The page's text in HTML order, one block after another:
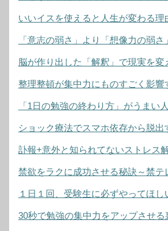
いいイスを使えると人生が変わる理
「意志の弱さ」より「想像力の弱さ
脳が作り出した「解釈」で現実を変
整理整頓が集中力にものすごく影響
「1日の勉強の終わり方」がうまい
ショック療法でスマホ依存から脱出
訃報+意外と知られてないストレス
禁欲をラクに成功させる秘訣～禁テ
１日１回、受験生に必ずやってほし
30秒で勉強の集中力をアップさせる